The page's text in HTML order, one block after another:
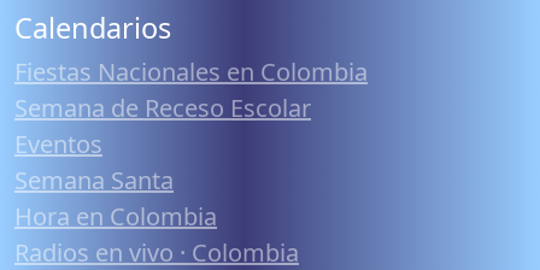
Calendarios
Fiestas Nacionales en Colombia
Semana de Receso Escolar
Eventos
Semana Santa
Hora en Colombia
Radios en vivo · Colombia